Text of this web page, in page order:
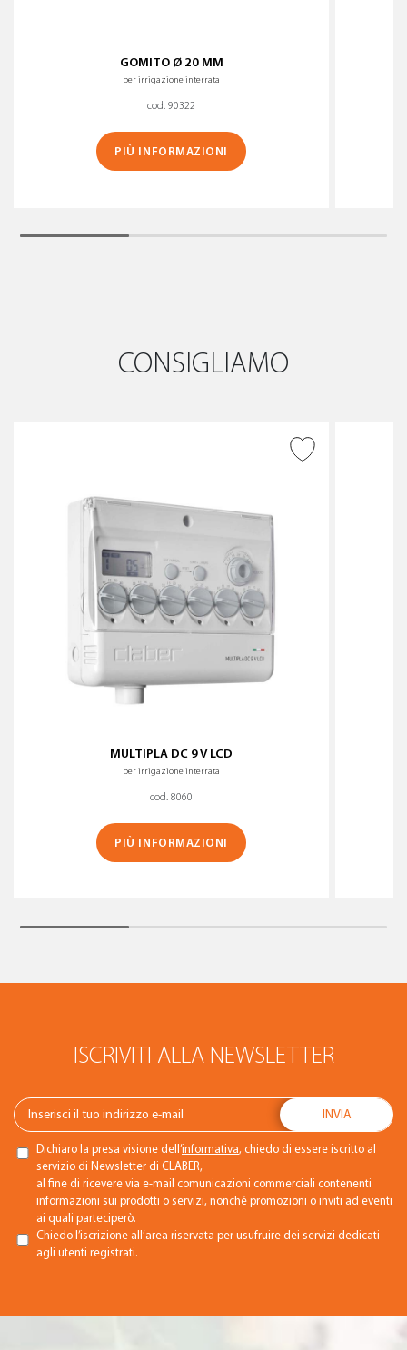
GOMITO Ø 20 MM
per irrigazione interrata
cod. 90322
PIÙ INFORMAZIONI
CONSIGLIAMO
MULTIPLA DC 9 V LCD
per irrigazione interrata
cod. 8060
PIÙ INFORMAZIONI
ISCRIVITI ALLA NEWSLETTER
Dichiaro la presa visione dell’informativa, chiedo di essere iscritto al
servizio di Newsletter di CLABER,
al fine di ricevere via e-mail comunicazioni commerciali contenenti
informazioni sui prodotti o servizi, nonché promozioni o inviti ad eventi
ai quali parteciperò.
Chiedo l’iscrizione all’area riservata per usufruire dei servizi dedicati
agli utenti registrati.